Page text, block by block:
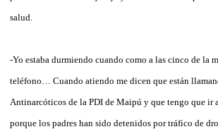
salud.
-Yo estaba durmiendo cuando como a las cinco de la
teléfono… Cuando atiendo me dicen que están
Antinarcóticos de la PDI de Maipú y que tengo que ir
porque los padres han sido detenidos por tráfico de